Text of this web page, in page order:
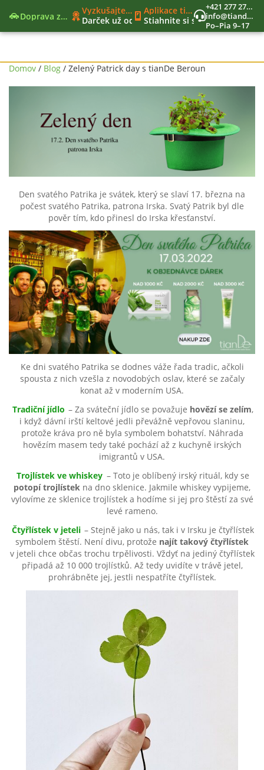
Doprava zadarmo
Vyzkušajte nové moderné funkcie
Darček už od 40€
Nový nákupný zoznam
Aplikace tianDe Beroun
Stiahnite si svet tianDe do
+421 277 270 579
info@tiandekozmetika.sk
Po–Pia 9–17
Domov / Blog / Zelený Patrick day s tianDe Beroun
Den svatého Patrika je svátek, který se slaví 17. března na
počest svatého Patrika, patrona Irska. Svatý Patrik byl dle
pověr tím, kdo přinesl do Irska křesťanství.
Ke dni svatého Patrika se dodnes váže řada tradic, ačkoli
spousta z nich vzešla z novodobých oslav, které se začaly
konat až v moderním USA.
Tradiční jídlo – Za sváteční jídlo se považuje hovězí se zelím,
i když dávní irští keltové jedli převážně vepřovou slaninu,
protože kráva pro ně byla symbolem bohatství. Náhrada
hovězím masem tedy také pochází až z kuchyně irských
imigrantů v USA.
Trojlístek ve whiskey – Toto je oblíbený irský rituál, kdy se
potopí trojlístek na dno sklenice. Jakmile whiskey vypijeme,
vylovíme ze sklenice trojlístek a hodíme si jej pro štěstí za své
levé rameno.
Čtyřlístek v jeteli – Stejně jako u nás, tak i v Irsku je čtyřlístek
symbolem štěstí. Není divu, protože najít takový čtyřlístek
v jeteli chce občas trochu trpělivosti. Vždyť na jediný čtyřlístek
připadá až 10 000 trojlístků. Až tedy uvidíte v trávě jetel,
prohrábněte jej, jestli nespatříte čtyřlístek.